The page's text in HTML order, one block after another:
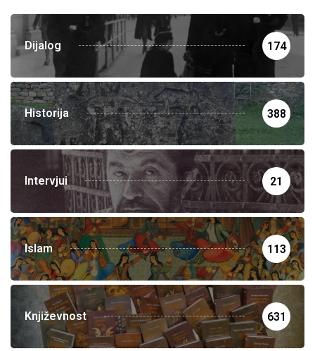
Dijalog 174
Historija 388
Intervjui 21
Islam 113
Književnost 631